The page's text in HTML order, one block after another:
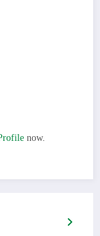
now.